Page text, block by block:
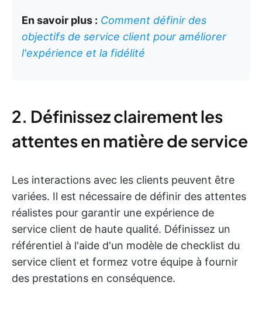
En savoir plus : Comment définir des
objectifs de service client pour améliorer
l'expérience et la fidélité
2. Définissez clairement les
attentes en matière de service
Les interactions avec les clients peuvent être
variées. Il est nécessaire de définir des attentes
réalistes pour garantir une expérience de
service client de haute qualité. Définissez un
référentiel à l'aide d'un modèle de checklist du
service client et formez votre équipe à fournir
des prestations en conséquence.